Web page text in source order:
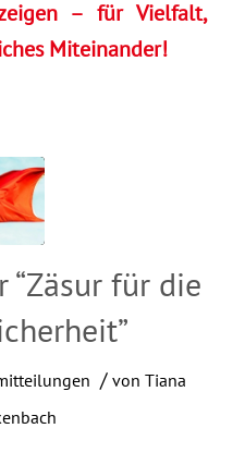
– für Vielfalt,
Miteinander!
“Zäsur für die
/ von Tiana